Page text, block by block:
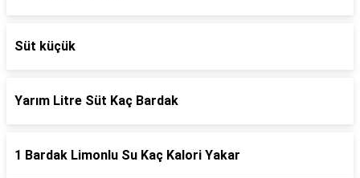
Süt küçük
Yarım Litre Süt Kaç Bardak
1 Bardak Limonlu Su Kaç Kalori Yakar